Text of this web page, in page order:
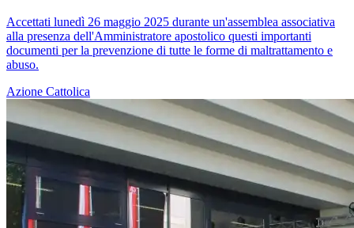
Accettati lunedì 26 maggio 2025 durante un'assemblea associativa
alla presenza dell'Amministratore apostolico questi importanti
documenti per la prevenzione di tutte le forme di maltrattamento e
abuso.
Azione Cattolica